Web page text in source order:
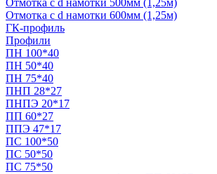
Отмотка с d намотки 500мм (1,25м)
Отмотка с d намотки 600мм (1,25м)
ГК-профиль
Профили
ПН 100*40
ПН 50*40
ПН 75*40
ПНП 28*27
ПНПЭ 20*17
ПП 60*27
ППЭ 47*17
ПС 100*50
ПС 50*50
ПС 75*50